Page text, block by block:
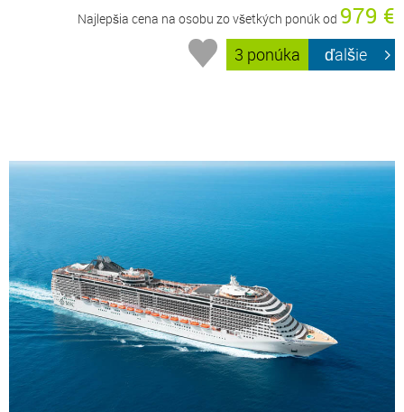
Najlepšia cena na osobu zo všetkých ponúk od 979 €
3 ponúka ďalšie